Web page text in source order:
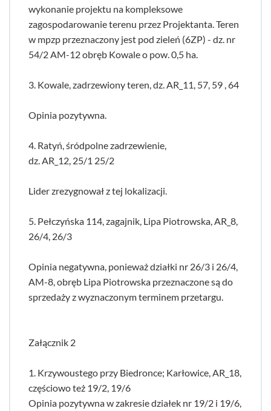
wykonanie projektu na kompleksowe
zagospodarowanie terenu przez Projektanta. Teren
w mpzp przeznaczony jest pod zieleń (6ZP) - dz. nr
54/2 AM-12 obręb Kowale o pow. 0,5 ha.
3. Kowale, zadrzewiony teren, dz. AR_11, 57, 59 , 64
Opinia pozytywna.
4. Ratyń, śródpolne zadrzewienie,
dz. AR_12, 25/1 25/2
Lider zrezygnował z tej lokalizacji.
5. Pełczyńska 114, zagajnik, Lipa Piotrowska, AR_8,
26/4, 26/3
Opinia negatywna, ponieważ działki nr 26/3 i 26/4,
AM-8, obręb Lipa Piotrowska przeznaczone są do
sprzedaży z wyznaczonym terminem przetargu.
Załącznik 2
1. Krzywoustego przy Biedronce; Karłowice, AR_18,
częściowo też 19/2, 19/6
Opinia pozytywna w zakresie działek nr 19/2 i 19/6,